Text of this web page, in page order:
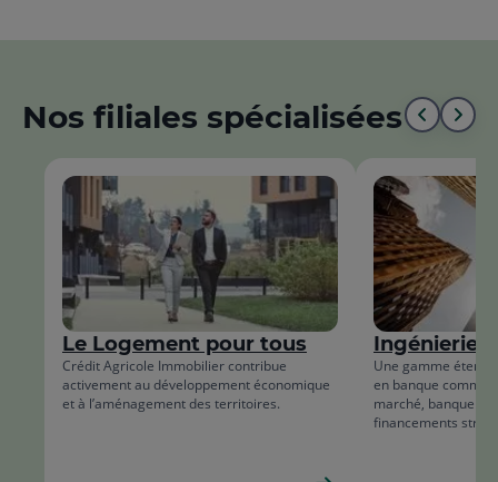
Nos filiales spécialisées Aller
au
début
de
la
liste
à
la
fin
de
la
Le Logement pour tous
Crédit Agricole Immobilier contribue
activement au développement économique
et à l’aménagement des territoires.
Ingénierie
Une gamme
en banque
marché, banque
financements